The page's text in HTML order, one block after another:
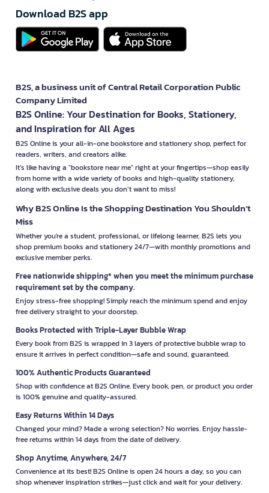
Download B2S app
B2S, a business unit of Central Retail Corporation Public
Company Limited
B2S Online: Your Destination for Books, Stationery,
and Inspiration for All Ages
B2S Online is your all-in-one bookstore and stationery shop, perfect for
readers, writers, and creators alike.
It’s like having a "bookstore near me" right at your fingertips—shop easily
from home with a wide variety of books and high-quality stationery,
along with exclusive deals you don’t want to miss!
Why B2S Online Is the Shopping Destination You Shouldn’t
Miss
Whether you're a student, professional, or lifelong learner, B2S lets you
shop premium books and stationery 24/7—with monthly promotions and
exclusive member perks.
Free nationwide shipping* when you meet the minimum purchase
requirement set by the company.
Enjoy stress-free shopping! Simply reach the minimum spend and enjoy
free delivery straight to your doorstep.
Books Protected with Triple-Layer Bubble Wrap
Every book from B2S is wrapped in 3 layers of protective bubble wrap to
ensure it arrives in perfect condition—safe and sound, guaranteed.
100% Authentic Products Guaranteed
Shop with confidence at B2S Online. Every book, pen, or product you order
is 100% genuine and quality-assured.
Easy Returns Within 14 Days
Changed your mind? Made a wrong selection? No worries. Enjoy hassle-
free returns within 14 days from the date of delivery.
Shop Anytime, Anywhere, 24/7
Convenience at its best! B2S Online is open 24 hours a day, so you can
shop whenever inspiration strikes—just click and wait for your delivery.